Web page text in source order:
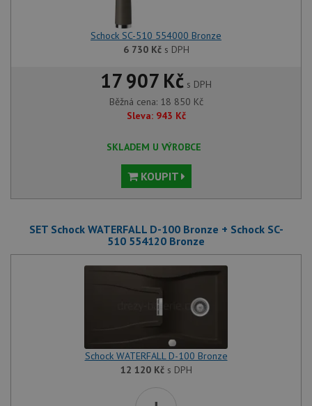
Schock SC-510 554000 Bronze
6 730 Kčs DPH
17 907 Kč s DPH
Běžná cena: 18 850 Kč
Sleva: 943 Kč
SKLADEM U VÝROBCE
KOUPIT
SET Schock WATERFALL D-100 Bronze + Schock SC-
510 554120 Bronze
Schock WATERFALL D-100 Bronze
12 120 Kčs DPH